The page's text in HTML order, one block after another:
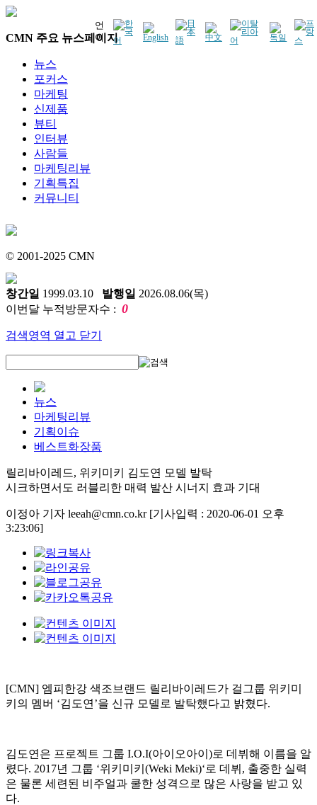
언
어
CMN 주요 뉴스페이지
뉴스
포커스
마케팅
신제품
뷰티
인터뷰
사람들
마케팅리뷰
기획특집
커뮤니티
© 2001-2025 CMN
창간일 1999.03.10 발행일 2026.08.06(목)
이번달 누적방문자수 : 0
검색영역 열고 닫기
뉴스
마케팅리뷰
기획이슈
베스트화장품
릴리바이레드, 위키미키 김도연 모델 발탁
시크하면서도 러블리한 매력 발산 시너지 효과 기대
이정아 기자 leeah@cmn.co.kr [기사입력 : 2020-06-01 오후
3:23:06]
[CMN] 엠피한강 색조브랜드 릴리바이레드가 걸그룹 위키미
키의 멤버 ‘김도연’을 신규 모델로 발탁했다고 밝혔다.
김도연은 프로젝트 그룹 I.O.I(아이오아이)로 데뷔해 이름을 알
렸다. 2017년 그룹 ‘위키미키(Weki Meki)‘로 데뷔, 출중한 실력
은 물론 세련된 비주얼과 쿨한 성격으로 많은 사랑을 받고 있
다.